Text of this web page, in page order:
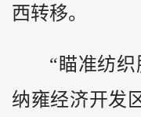
西转移。
“瞄准纺
纳雍经济开发